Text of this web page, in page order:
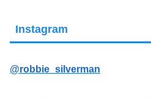
Instagram
@robbie_silverman